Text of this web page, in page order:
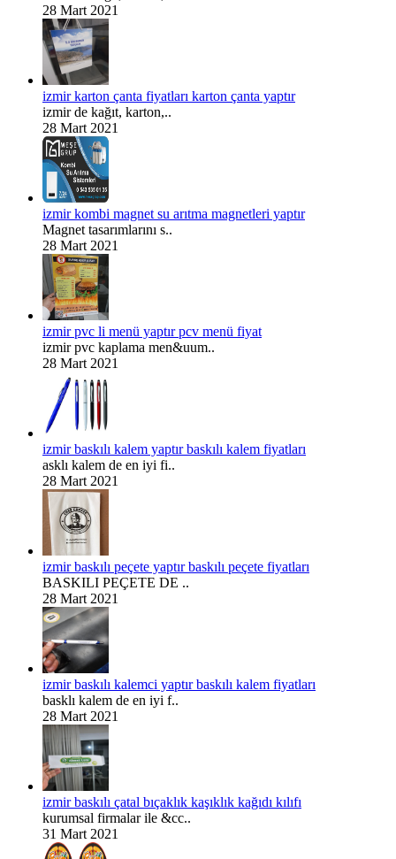
28 Mart 2021
izmir karton çanta fiyatları karton çanta yaptır
izmir de kağıt, karton,..
28 Mart 2021
izmir kombi magnet su arıtma magnetleri yaptır
Magnet tasarımlarını s..
28 Mart 2021
izmir pvc li menü yaptır pcv menü fiyat
izmir pvc kaplama men&uum..
28 Mart 2021
izmir baskılı kalem yaptır baskılı kalem fiyatları
asklı kalem de en iyi fi..
28 Mart 2021
izmir baskılı peçete yaptır baskılı peçete fiyatları
BASKILI PEÇETE DE ..
28 Mart 2021
izmir baskılı kalemci yaptır baskılı kalem fiyatları
basklı kalem de en iyi f..
28 Mart 2021
izmir baskılı çatal bıçaklık kaşıklık kağıdı kılıfı
kurumsal firmalar ile &cc..
31 Mart 2021